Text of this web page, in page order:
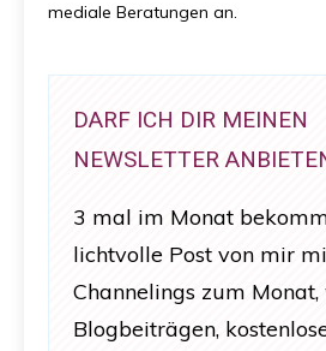
mediale Beratungen an.
DARF ICH DIR MEINEN
NEWSLETTER
3 mal im Monat
lichtvolle Post von mir
Channelings zum
Blogbeiträgen,